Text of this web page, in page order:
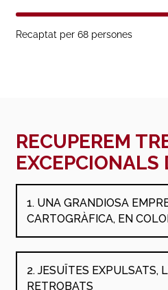
Recaptat per 68 persones
RECUPEREM
EXCEPCIONALS
1. UNA GRANDIOSA
CARTOGRÀFICA, EN
Blaeu, Joan, 1596-1673.
del mundo, en el qual,
proponen los mapas y
2. JESUÏTES EXPULSATS,
RETROBATS